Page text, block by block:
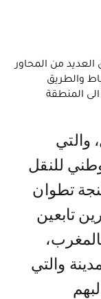
من المحاور
والطريق
المنطقة
للنقل
تطوان
تابعين
والتي